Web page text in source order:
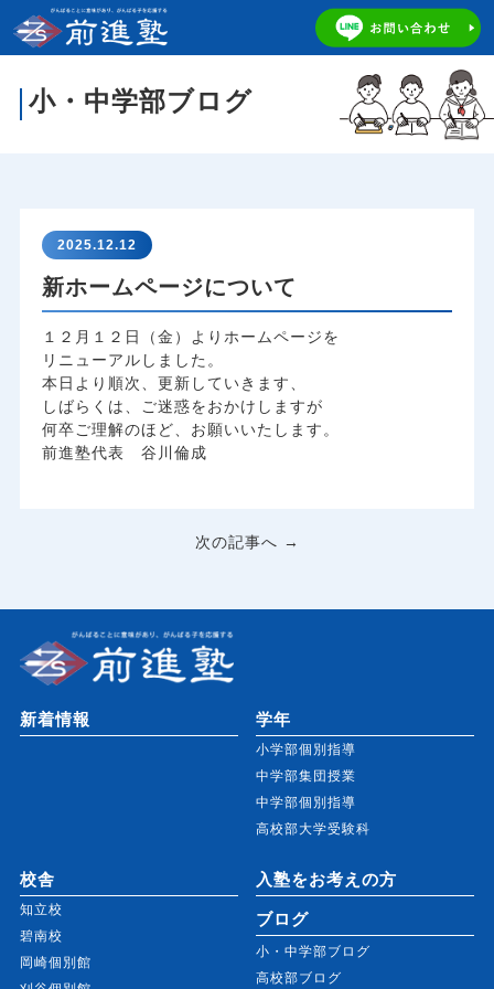
小・中学部ブログ
2025.12.12
新ホームページについて
１２月１２日（金）よりホームページを
リニューアルしました。
本日より順次、更新していきます、
しばらくは、ご迷惑をおかけしますが
何卒ご理解のほど、お願いいたします。
前進塾代表 谷川倫成
次の記事へ →
新着情報 学年
小学部個別指導
中学部集団授業
中学部個別指導
高校部大学受験科
校舎
知立校
碧南校
岡崎個別館
入塾をお考えの方
ブログ
小・中学部ブログ
高校部ブログ